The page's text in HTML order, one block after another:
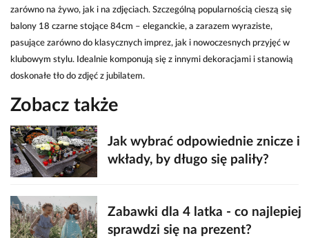
zarówno na żywo, jak i na zdjęciach. Szczególną popularnością cieszą się
balony 18 czarne stojące 84cm – eleganckie, a zarazem wyraziste,
pasujące zarówno do klasycznych imprez, jak i nowoczesnych przyjęć w
klubowym stylu. Idealnie komponują się z innymi dekoracjami i stanowią
doskonałe tło do zdjęć z jubilatem.
Zobacz także
Jak wybrać odpowiednie znicze i
wkłady, by długo się paliły?
Zabawki dla 4 latka - co najlepiej
sprawdzi się na prezent?